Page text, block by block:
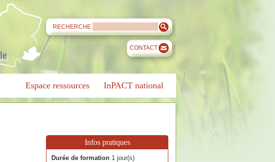
RECHERCHE
CONTACT
Espace ressources InPACT national
Infos pratiques
Durée de formation 1 jour(s)